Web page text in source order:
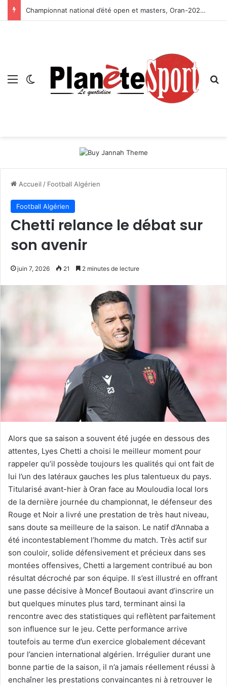
Championnat national d’été open et masters, Oran-2026 — Le CRB s’adjuge le titre
Menu Switch skin
Accueil / Football Algérien
Football Algérien
Chetti relance le débat sur
son avenir
juin 7, 2026 21 2 minutes de lecture
Alors que sa saison a souvent été jugée en dessous des
attentes, Lyes Chetti a choisi le meilleur moment pour
rappeler qu’il possède toujours les qualités qui ont fait de
lui l’un des latéraux gauches les plus talentueux du pays.
Titularisé avant-hier à Oran face au Mouloudia local lors
de la dernière journée du championnat, le défenseur des
Rouge et Noir a livré une prestation de très haut niveau,
sans doute sa meilleure de la saison. Le natif d’Annaba a
été incontestablement l’homme du match. Très actif sur
son couloir, solide défensivement et précieux dans ses
montées offensives, Chetti a largement contribué au bon
résultat décroché par son équipe. Il s’est illustré en offrant
une passe décisive à Moncef Boutaoui avant d’inscrire un
but quelques minutes plus tard, terminant ainsi la
rencontre avec des statistiques qui reflètent parfaitement
son influence sur le jeu. Cette performance arrive
toutefois au terme d’un exercice globalement décevant
pour l’ancien international algérien. Irrégulier durant une
bonne partie de la saison, il n’a jamais réellement réussi à
enchaîner les prestations convaincantes ni à retrouver le